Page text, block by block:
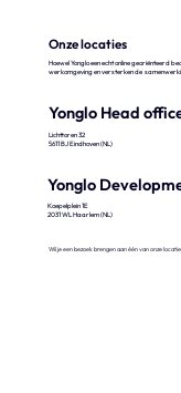
Onze locaties
Hoewel Yonglo een echt online georiënteerd
werkomgeving en versterken de
Yonglo Head
Lichttoren 32
5611 BJ Eindhoven (NL)
Yonglo
Koepelplein 1E
2031 WL Haarlem (NL)
Wil je een bezoek brengen aan één van onze